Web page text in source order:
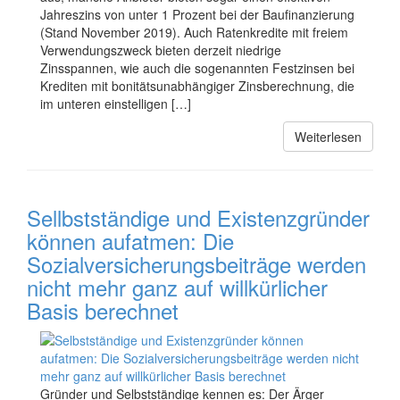
Jahreszins von unter 1 Prozent bei der Baufinanzierung
(Stand November 2019). Auch Ratenkredite mit freiem
Verwendungszweck bieten derzeit niedrige
Zinsspannen, wie auch die sogenannten Festzinsen bei
Krediten mit bonitätsunabhängiger Zinsberechnung, die
im unteren einstelligen […]
Weiterlesen
Sellbstständige und Existenzgründer
können aufatmen: Die
Sozialversicherungsbeiträge werden
nicht mehr ganz auf willkürlicher
Basis berechnet
Gründer und Selbstständige kennen es: Der Ärger